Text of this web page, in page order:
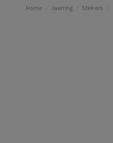
Home Jaarring Stekers